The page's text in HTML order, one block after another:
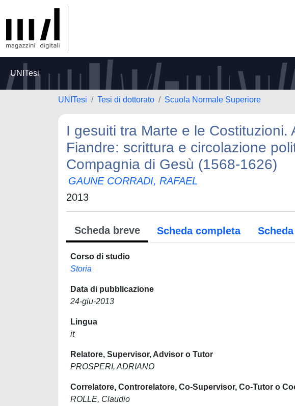
UNITesi
UNITesi Tesi di dottorato Scuola Normale Superiore
I gesuiti tra Marte e le Costituzioni.
Fiandre: scrittura e circolazione
Compagnia di Gesù (1568-1626)
GAUNE CORRADI, RAFAEL
2013
Scheda breve Scheda completa
Corso di studio
Storia
Data di pubblicazione
24-giu-2013
Lingua
it
Relatore, Supervisor, Advisor o Tutor
PROSPERI, ADRIANO
Correlatore, Controrelatore, Co-Supervisor, Co-Tutor o
ROLLE, Claudio